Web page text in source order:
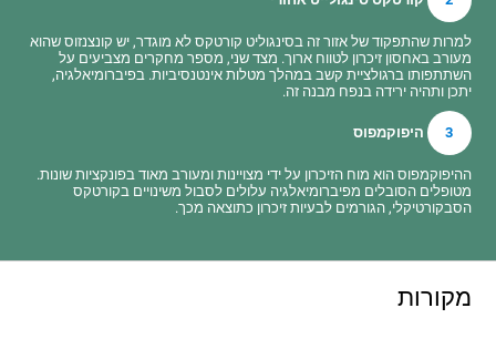
למרות שהתפקוד של אזור זה בסינגוליט קורטקס לא מוגדר, יש קונצנזוס שהוא
מעורב באחסון זיכרון לטווח ארוך. מצד שני, מספר מחקרים מצביעים על
השתתפותו ברגולציית קשב במהלך מטלות אינטנסיביות. בפיברומיאלגיה,
יתכן ותהיה ירידה בנפח מבנה זה.
3 היפוקמפוס
ההיפוקמפוס הוא מוח הזיכרון על ידי מצויינות ומעורב מאוד בפונקציות שונות.
מטופלים הסובלים מפיברומיאלגיה עלולים לסבול משינויים בקורטקס
הסבקורטיקלי, הגורמים לבעיות זיכרון כתוצאה מכך.
מקורות